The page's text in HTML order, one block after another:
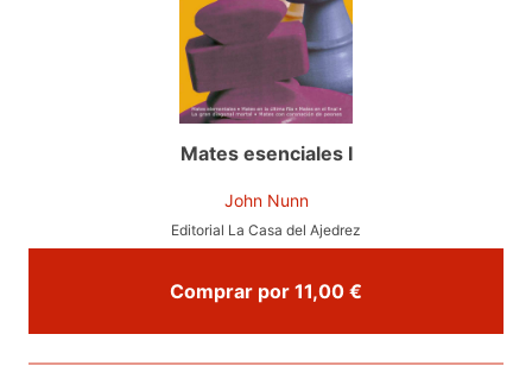
Mates esenciales I
John Nunn
Editorial La Casa del Ajedrez
Comprar por 11,00 €